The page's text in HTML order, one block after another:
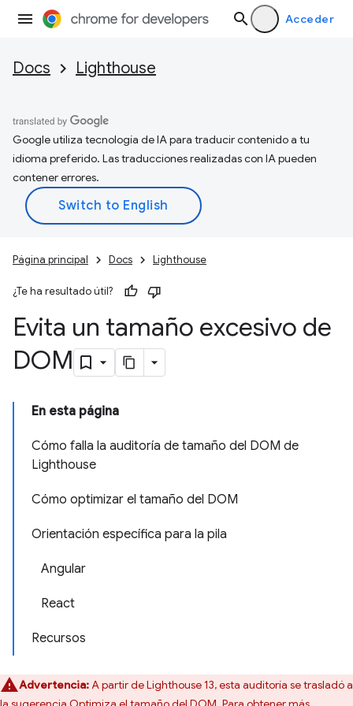
Acceder
Docs Lighthouse
Google utiliza tecnología de IA para traducir contenido a tu
idioma preferido. Las traducciones realizadas con IA pueden
contener errores.
Página principal Docs Lighthouse
¿Te ha resultado útil?
Evita un tamaño excesivo de
DOM
En esta página
Cómo falla la auditoría de tamaño del DOM de
Lighthouse
Cómo optimizar el tamaño del DOM
Orientación específica para la pila
Angular
React
Recursos
Advertencia:A partir de Lighthouse 13, esta auditoría se trasladó a